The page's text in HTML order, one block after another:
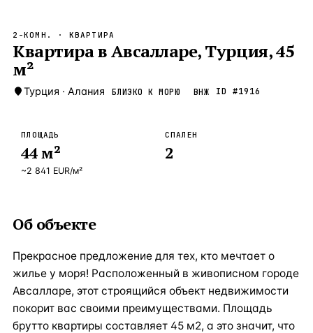
Новороссийск — Локация Россия · 2
Стамбул
Анталия
ЧАСТО ИЩУТ
Турция
2-КОМН. · КВАРТИРА
Квартира в Авсалларе, Турция, 45
м²
Турция · Алания БЛИЗКО К МОРЮ ВНЖ ID #1916
ПЛОЩАДЬ
44м²
~2 841 EUR/м²
СПАЛЕН
2
Об объекте
Прекрасное предложение для тех, кто мечтает о
жилье у моря! Расположенный в живописном городе
Авсалларе, этот строящийся объект недвижимости
покорит вас своими преимуществами. Площадь
брутто квартиры составляет 45 м2, а это значит, что